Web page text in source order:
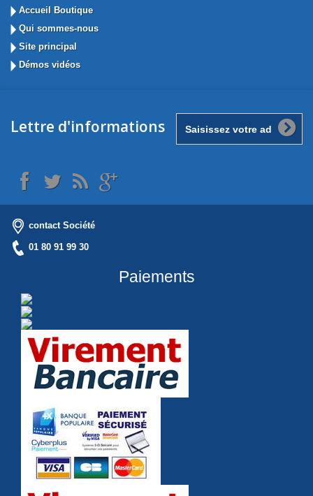
Accueil Boutique
Qui sommes-nous
Site principal
Démos vidéos
Lettre d'informations
contact Société
01 80 91 99 30
Paiements